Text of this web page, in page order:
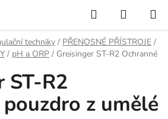
Hledat
KOŠÍK
techniky / PŘENOSNÉ PŘÍSTROJE /
/ pH a ORP / Greisinger ST-R2 Ochranné
ST-R2
z umělé